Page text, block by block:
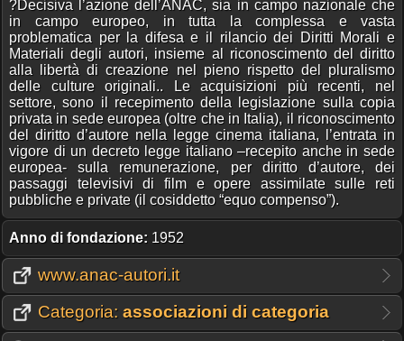
?Decisiva l’azione dell’ANAC, sia in campo nazionale che
in campo europeo, in tutta la complessa e vasta
problematica per la difesa e il rilancio dei Diritti Morali e
Materiali degli autori, insieme al riconoscimento del diritto
alla libertà di creazione nel pieno rispetto del pluralismo
delle culture originali.. Le acquisizioni più recenti, nel
settore, sono il recepimento della legislazione sulla copia
privata in sede europea (oltre che in Italia), il riconoscimento
del diritto d’autore nella legge cinema italiana, l’entrata in
vigore di un decreto legge italiano –recepito anche in sede
europea- sulla remunerazione, per diritto d’autore, dei
passaggi televisivi di film e opere assimilate sulle reti
pubbliche e private (il cosiddetto “equo compenso”).
Anno di fondazione: 1952
www.anac-autori.it
Categoria: associazioni di categoria